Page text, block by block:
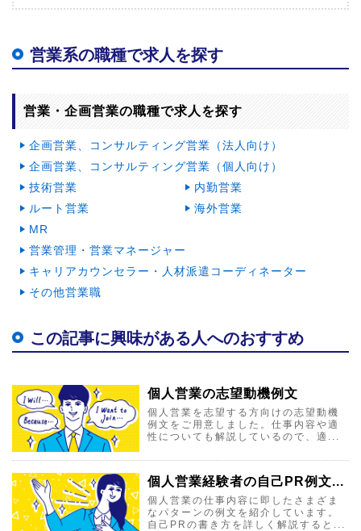
営業系の職種で求人を探す
営業・企画営業の職種で求人を探す
企画営業、コンサルティング営業（法人向け）
企画営業、コンサルティング営業（個人向け）
技術営業
内勤営業
ルート営業
海外営業
MR
営業管理・営業マネージャー
キャリアカウンセラー・人材派遣コーディネーター
その他営業職
この記事に興味がある人へのおすすめ
個人営業の志望動機例文
個人営業を志望する方向けの志望動機
例文をご用意しました。仕事内容や適
性についても解説しているので、適...
個人営業経験者の自己PR例文...
個人営業の仕事内容に即したさまざま
なパターンの例文を紹介しています。
自己PRの書き方を詳しく解説すると...